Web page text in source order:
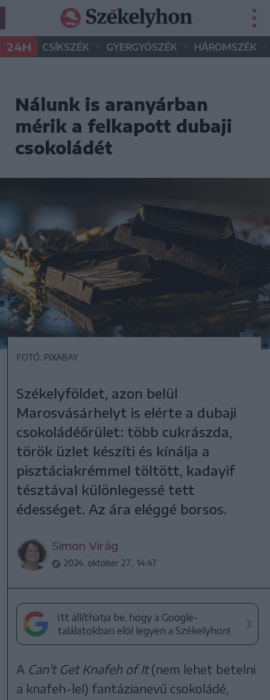
24H CSÍKSZÉK • GYERGYÓSZÉK • HÁROMSZÉK •
Nálunk is aranyárban
mérik a felkapott dubaji
csokoládét
FOTÓ: PIXABAY
Székelyföldet, azon belül
Marosvásárhelyt is elérte a dubaji
csokoládéőrület: több cukrászda,
török üzlet készíti és kínálja a
pisztáciakrémmel töltött, kadayif
tésztával különlegessé tett
édességet. Az ára eléggé borsos.
Simon Virág
2024. október 27., 14:47
Itt állíthatja be, hogy a Google-
találatokban elöl legyen a Székelyhon!
A Can't Get Knafeh of It(nem lehet betelni
a knafeh-lel) fantázianevű csokoládé,